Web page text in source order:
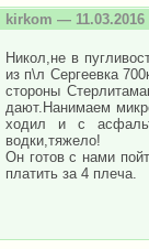
kirkom — 11.03.2016
Никол,не в
из п\л Сергеевка
стороны
дают.Нанимаем
ходил и с
водки,тяжело!
Он готов с нами
платить за 4 плеча.